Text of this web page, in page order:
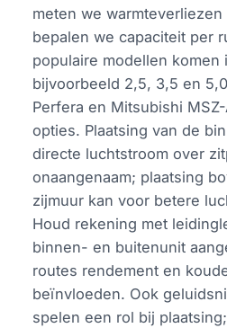
meten we
bepalen we capaciteit per
populaire modellen komen
bijvoorbeeld 2,5, 3,5 en
Perfera en Mitsubishi
opties. Plaatsing van de
directe luchtstroom over
onaangenaam; plaatsing
zijmuur kan voor betere
Houd rekening met
binnen- en buitenunit
routes rendement en
beïnvloeden. Ook
spelen een rol bij